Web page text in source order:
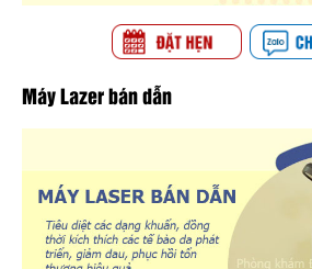
Máy Lazer bán dẫn